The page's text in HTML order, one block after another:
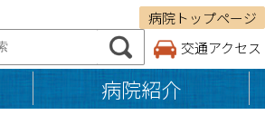
病院トップページ
交通アクセス
病院紹介